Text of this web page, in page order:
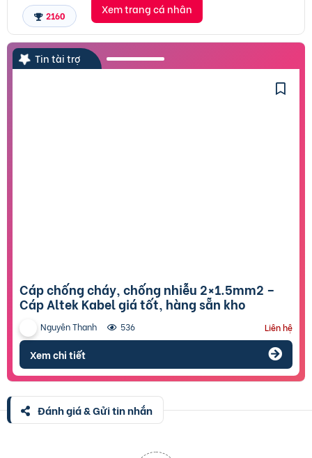
2160
Xem trang cá nhân
Tin tài trợ
Cáp chống cháy, chống nhiễu 2×1.5mm2 –
Cáp Altek Kabel giá tốt, hàng sẵn kho
Nguyên Thanh 536 Liên hệ
Xem chi tiết
Đánh giá & Gửi tin nhắn